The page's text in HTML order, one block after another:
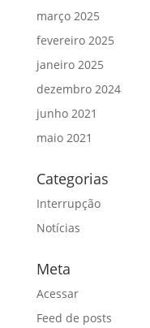
março 2025
fevereiro 2025
janeiro 2025
dezembro 2024
junho 2021
maio 2021
Categorias
Interrupção
Notícias
Meta
Acessar
Feed de posts